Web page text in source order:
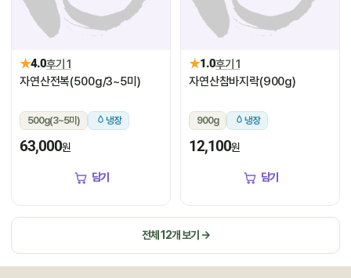
★4.0후기 1
자연산전복(500g/3~5미)
500g(3~5미) 냉장
63,000원
담기
★1.0후기 1
자연산참바지락(900g)
900g 냉장
12,100원
담기
전체 12개 보기 →